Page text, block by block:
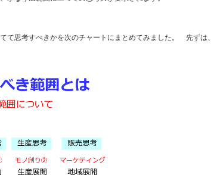
て思考すべきかを次のチャートにまとめてみました。 先ずは、